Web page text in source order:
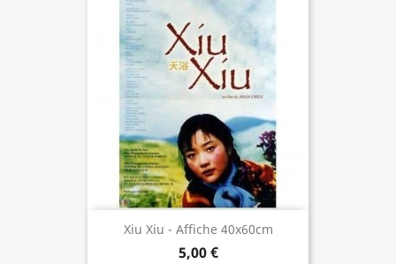
Xiu Xiu - Affiche 40x60cm
5,00 €